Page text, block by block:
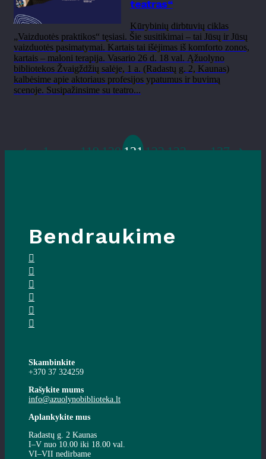
teatras“
Kūrybinių dirbtuvių ciklas
„Vaizduotės praktikos“ tęsiasi. Šie susitikimai – tai Jūsų ir Jūsų
vaizduotės pasimatymai. Kartais tai išėjimas iš komforto zonos,
kartais – maloni terapija. Vasario 26 d. 18 val. Ąžuolyno
bibliotekos Žvaigždžių salėje, 1 a. (Radastų g. 2, Kaunas)
kalbėsime apie aktoriaus profesijos ypatumus ir buvimą
scenoje. Susipažinsime su teatro...
1 … 119120 121 122123 … 137
Bendraukime
Skambinkite
+370 37 324259
Rašykite mums
info@azuolynobiblioteka.lt
Aplankykite mus
Radastų g. 2 Kaunas
I–V nuo 10.00 iki 18.00 val.
VI–VII nedirbame